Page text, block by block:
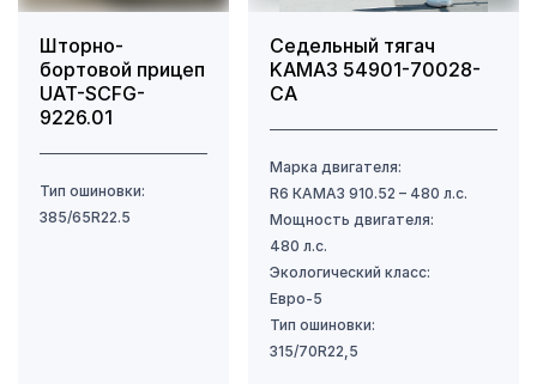
Шторно-
бортовой прицеп
UAT-SCFG-
9226.01
Седельный тягач
KAMAЗ 54901-70028-
CA